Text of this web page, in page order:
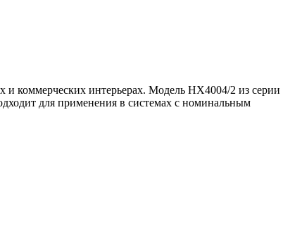
коммерческих интерьерах. Модель HX4004/2 из серии
для применения в системах с номинальным